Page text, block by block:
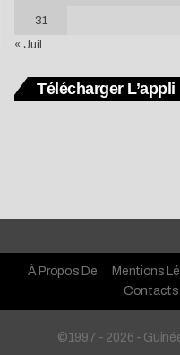
31
« Juil
Télécharger
À Propos De Mentions
Contacts
©1997 - 2026 -